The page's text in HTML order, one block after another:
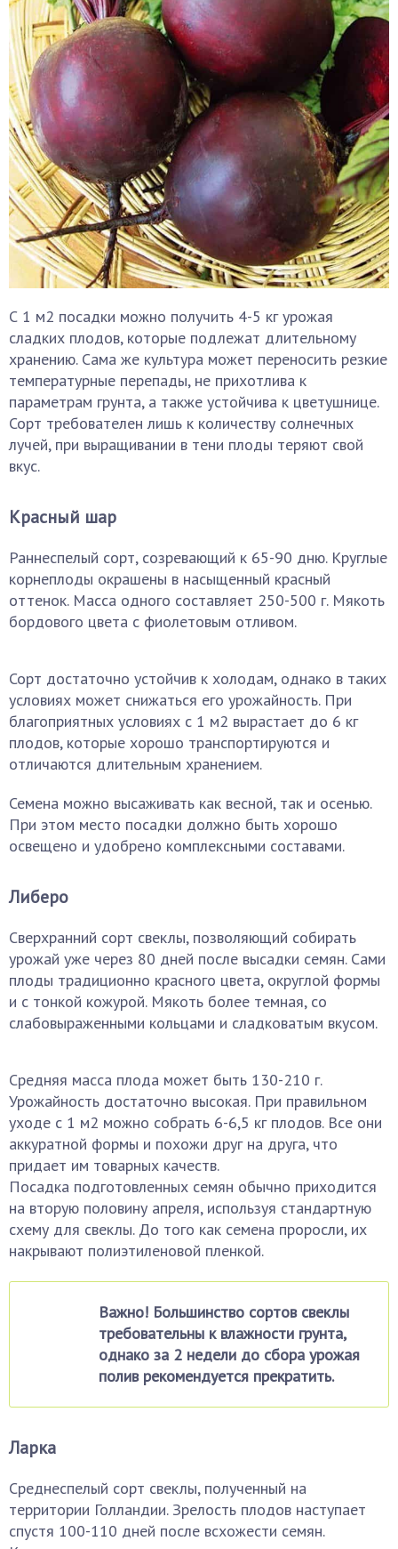
С 1 м2 посадки можно получить 4-5 кг урожая
сладких плодов, которые подлежат длительному
хранению. Сама же культура может переносить резкие
температурные перепады, не прихотлива к
параметрам грунта, а также устойчива к цветушнице.
Сорт требователен лишь к количеству солнечных
лучей, при выращивании в тени плоды теряют свой
вкус.
Красный шар
Раннеспелый сорт, созревающий к 65-90 дню. Круглые
корнеплоды окрашены в насыщенный красный
оттенок. Масса одного составляет 250-500 г. Мякоть
бордового цвета с фиолетовым отливом.
Сорт достаточно устойчив к холодам, однако в таких
условиях может снижаться его урожайность. При
благоприятных условиях с 1 м2 вырастает до 6 кг
плодов, которые хорошо транспортируются и
отличаются длительным хранением.
Семена можно высаживать как весной, так и осенью.
При этом место посадки должно быть хорошо
освещено и удобрено комплексными составами.
Либеро
Сверхранний сорт свеклы, позволяющий собирать
урожай уже через 80 дней после высадки семян. Сами
плоды традиционно красного цвета, округлой формы
и с тонкой кожурой. Мякоть более темная, со
слабовыраженными кольцами и сладковатым вкусом.
Средняя масса плода может быть 130-210 г.
Урожайность достаточно высокая. При правильном
уходе с 1 м2 можно собрать 6-6,5 кг плодов. Все они
аккуратной формы и похожи друг на друга, что
придает им товарных качеств.
Посадка подготовленных семян обычно приходится
на вторую половину апреля, используя стандартную
схему для свеклы. До того как семена проросли, их
накрывают полиэтиленовой пленкой.
Важно! Большинство сортов свеклы
требовательны к влажности грунта,
однако за 2 недели до сбора урожая
полив рекомендуется прекратить.
Ларка
Среднеспелый сорт свеклы, полученный на
территории Голландии. Зрелость плодов наступает
спустя 100-110 дней после всхожести семян.